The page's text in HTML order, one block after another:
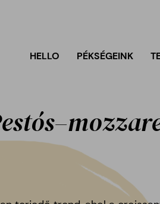
HELLO PÉKSÉGEINK